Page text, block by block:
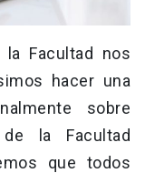
la Facultad nos
hacer una
sobre
la Facultad
que todos